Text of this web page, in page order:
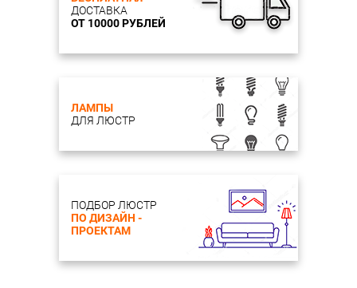
ДОСТАВКА
ОТ 10000 РУБЛЕЙ
ЛАМПЫ
ДЛЯ ЛЮСТР
ПОДБОР ЛЮСТР
ПО ДИЗАЙН -
ПРОЕКТАМ